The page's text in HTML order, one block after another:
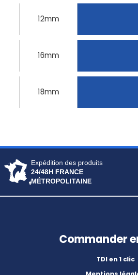
12mm
16mm
18mm
Expédition des produits
24/48H FRANCE
MÉTROPOLITAINE
Commander
TDI en 1 clic